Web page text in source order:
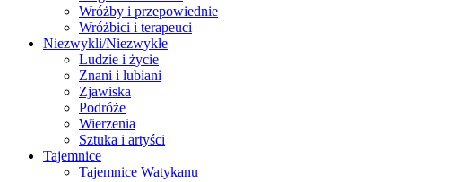
Wróżby i przepowiednie
Wróżbici i terapeuci
Niezwykli/Niezwykłe
Ludzie i życie
Znani i lubiani
Zjawiska
Podróże
Wierzenia
Sztuka i artyści
Tajemnice
Tajemnice Watykanu